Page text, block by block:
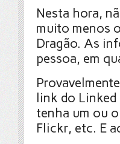
Nesta hora,
muito menos
Dragão. As
pessoa, em
link do Linked
tenha um ou
Flickr, etc. E